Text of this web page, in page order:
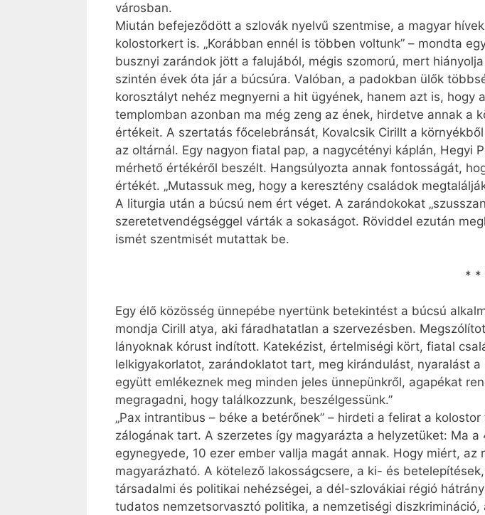
városban.
Miután befejeződött a szlovák nyelvű szentmise, a magyar
kolostorkert is. „Korábban ennél is többen voltunk” – mondta
busznyi zarándok jött a falujából, mégis szomorú, mert
szintén évek óta jár a búcsúra. Valóban, a padokban ülők
korosztályt nehéz megnyerni a hit ügyének, hanem azt is,
templomban azonban ma még zeng az ének, hirdetve annak a
értékeit. A szertatás főcelebránsát, Ko­val­csik Cirillt a
az oltárnál. Egy nagyon fiatal pap, a nagycétényi káplán, Hegyi
mérhető értékéről beszélt. Hangsúlyozta annak fontosságát,
értékét. „Mutassuk meg, hogy a keresztény családok
A liturgia után a búcsú nem ért véget. A zarándokokat
szeretetvendégséggel várták a sokaságot. Röviddel ezután
ismét szentmisét mutattak be.
* *
Egy élő közösség ünnepébe nyertünk betekintést a búcsú
mondja Cirill atya, aki fáradhatatlan a szervezésben.
lányoknak kórust indított. Katekézist, értelmiségi kört, fiatal
lelkigyakorlatot, zarándoklatot tart, meg kirándulást, nyaralást
együtt emlékeznek meg minden jeles ünnepünkről, agapékat
megragadni, hogy találkozzunk, beszélgessünk.”
„Pax intrantibus – béke a betérőnek” – hirdeti a felirat a
zálogának tart. A szerzetes így magyarázta a helyzetüket: Ma
egynegyede, 10 ezer ember vallja magát annak. Hogy miért,
magyarázható. A kötelező lakosságcsere, a ki- és
társadalmi és politikai nehézségei, a dél-szlovákiai régió
tudatos nemzetsorvasztó politika, a nemzetiségi